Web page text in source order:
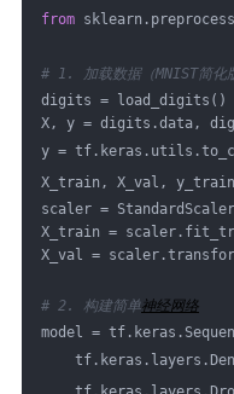
from
# 1. 加载数据（MNIST简化
digits = load_digits()
X, y = digits.data,
y =
X_train, X_val,
scaler =
X_train =
X_val =
# 2. 构建简单神经网络
model =